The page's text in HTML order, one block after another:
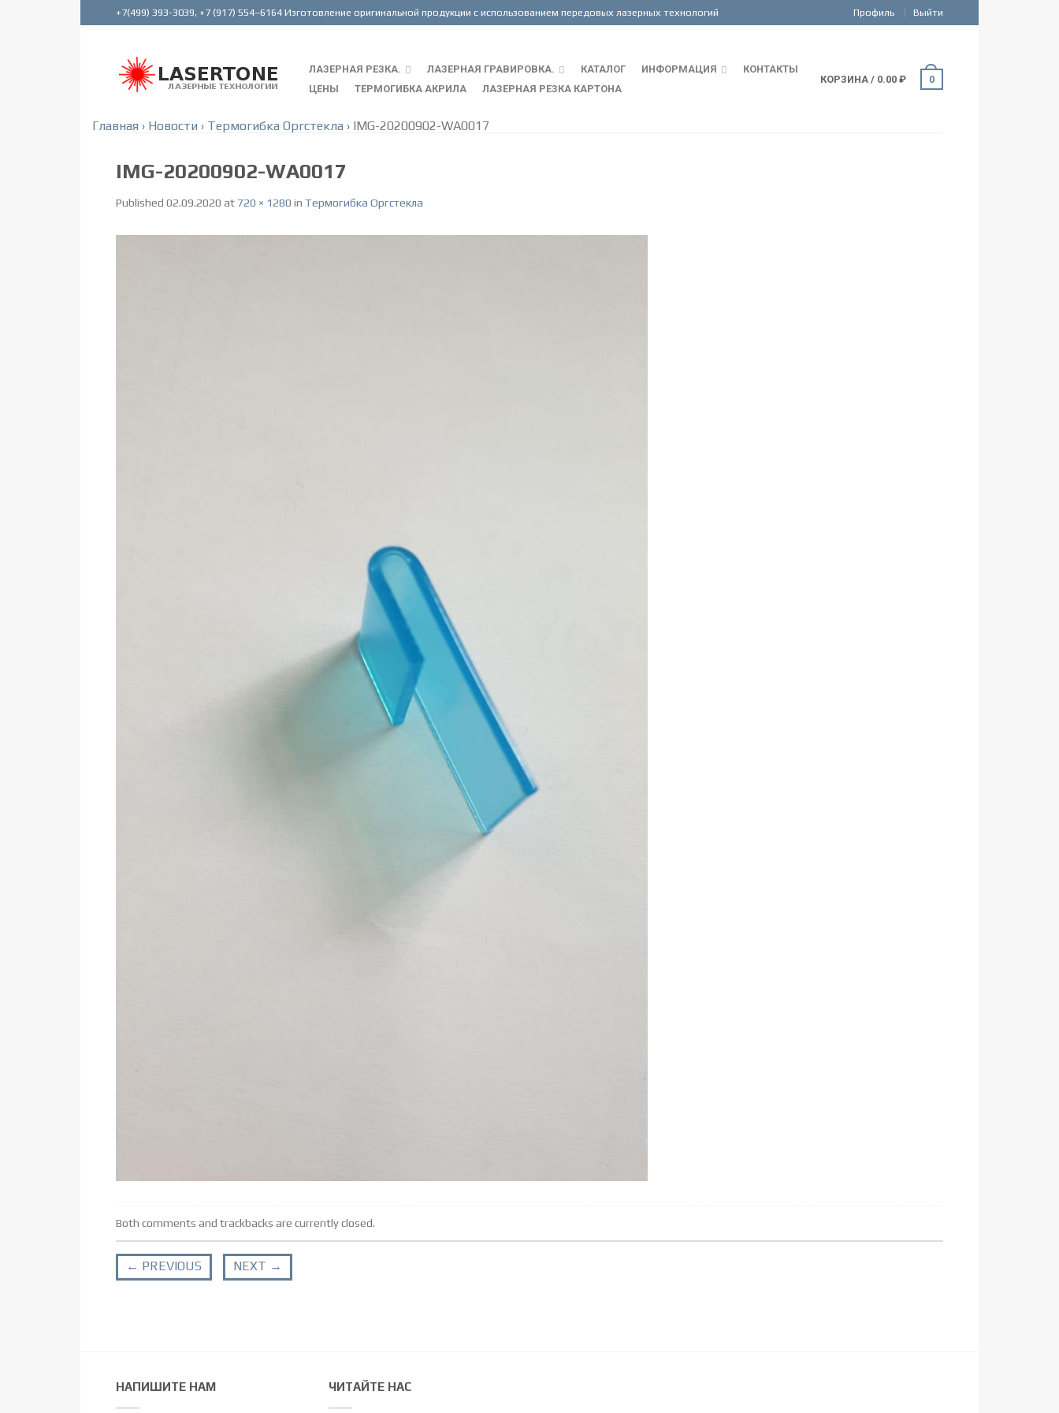
Профиль Выйти
ЛАЗЕРНАЯ РЕЗКА. ЛАЗЕРНАЯ ГРАВИРОВКА. КАТАЛОГ ИНФОРМАЦИЯ
КОНТАКТЫ
ЦЕНЫ
ТЕРМОГИБКА АКРИЛА ЛАЗЕРНАЯ РЕЗКА КАРТОНА
КОРЗИНА / 0.00 ₽ 0
Главная › Новости › Термогибка Оргстекла › IMG-20200902-WA0017
IMG-20200902-WA0017
Published 02.09.2020 at720 × 1280 in Термогибка Оргстекла
Both comments and trackbacks are currently closed.
← PREVIOUS NEXT →
НАПИШИТЕ НАМ ЧИТАЙТЕ НАС